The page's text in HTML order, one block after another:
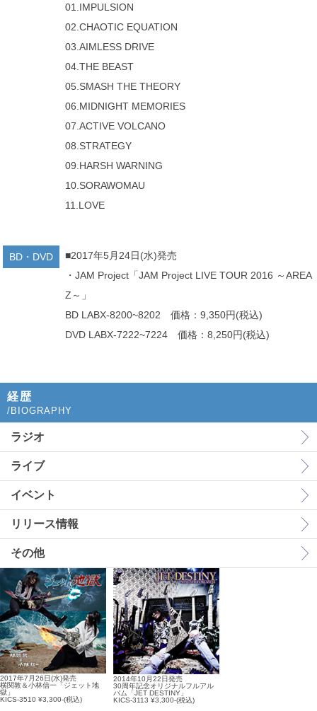
01.IMPULSION
02.CHAOTIC EQUATION
03.AIMLESS DRIVE
04.THE BEAST
05.SMASH THE THEORY
06.MIDNIGHT MEMORIES
07.ACTIVE VOLCANO
08.STRATEGY
09.HARSH WARNING
10.SORAWOMAU
11.LOVE
BD・DVD
■2017年5月24日(水)発売
・JAM Project「JAM Project LIVE TOUR 2016 ～AREA
Z～」
BD LABX-8200~8202 価格：9,350円(税込)
DVD LABX-7222~7224 価格：8,250円(税込)
経歴
/BIOGRAPHY
ラジオ
ライブ
イベント
リリース情報
その他
2017年7月26日(水)発売
横関敦＆小林信一「ジェット地
獄」
KICS-3510 ¥3,300-(税込)
2014年10月22日発売
30周年記念オリジナルフルアル
バム「JET DESTINY」
KICS-3113 ¥3,300-(税込)